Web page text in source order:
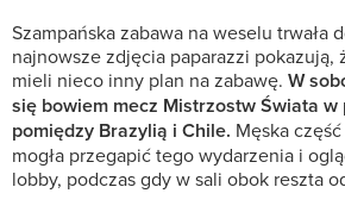
Szampańska zabawa na weselu trwała
najnowsze zdjęcia paparazzi pokazują,
mieli nieco inny plan na zabawę. W
się bowiem mecz Mistrzostw Świata w
pomiędzy Brazylią i Chile. Męska
mogła przegapić tego wydarzenia i
lobby, podczas gdy w sali obok reszta